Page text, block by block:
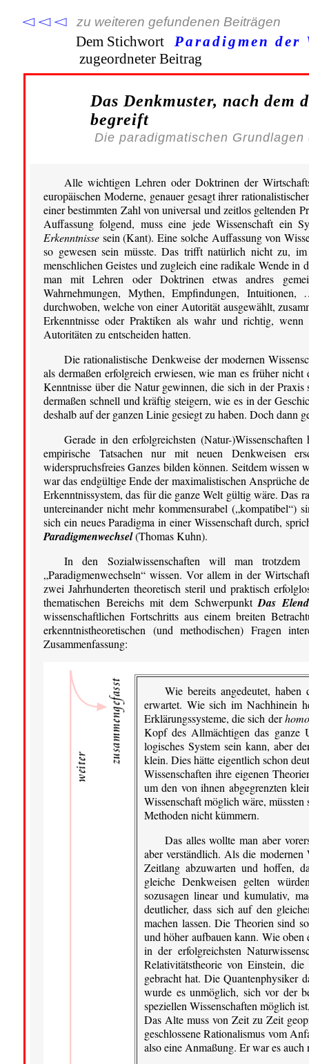
zu weiteren gefundenen Beiträgen
Dem Stichwort Paradigmen der
zugeordneter Beitrag
Das Denkmuster, nach dem
begreift
Die paradigmatischen
Alle wichtigen Lehren oder Doktrinen der
europäischen Moderne, genauer gesagt ihrer
einer bestimmten Zahl von universal und zeitlos geltenden
Auffassung folgend, muss eine jede Wissenschaft ein
Erkenntnisse sein (Kant). Eine solche Auffassung von
so gewesen sein müsste. Das trifft natürlich nicht zu,
menschlichen Geistes und zugleich eine radikale Wende
man mit Lehren oder Doktrinen etwas andres
Wahrnehmungen, Mythen, Empfindungen,
durchwoben, welche von einer Autorität ausgewählt,
Erkenntnisse oder Praktiken als wahr und richtig,
Autoritäten zu entscheiden hatten.
Die rationalistische Denkweise der modernen
als dermaßen erfolgreich erwiesen, wie man es früher
Kenntnisse über die Natur gewinnen, die sich in der
dermaßen schnell und kräftig steigern, wie es in der
deshalb auf der ganzen Linie gesiegt zu haben. Doch dann
Gerade in den erfolgreichsten (Natur-
empirische Tatsachen nur mit neuen Denkweisen
widerspruchsfreies Ganzes bilden können. Seitdem
war das endgültige Ende der maximalistischen Ansprüche
Erkenntnissystem, das für die ganze Welt gültig wäre. Das
untereinander nicht mehr kommensurabel („kompatibel“)
sich ein neues Paradigma in einer Wissenschaft durch,
Paradigmenwechsel(Thomas Kuhn).
In den Sozialwissenschaften will man trotzdem
„Paradigmenwechseln“ wissen. Vor allem in der
zwei Jahrhunderten theoretisch steril und praktisch
thematischen Bereichs mit dem SchwerpunktDas
wissenschaftlichen Fortschritts aus einem breiten
erkenntnistheoretischen (und methodischen) Fragen
Zusammenfassung:
Wie bereits angedeutet,
erwartet. Wie sich im Nachhinein
Erklärungssysteme, die sich der
Kopf des Allmächtigen das ganze
logisches System sein kann, aber
klein. Dies hätte eigentlich schon
Wissenschaften ihre eigenen
um den von ihnen abgegrenzten
Wissenschaft möglich wäre,
Methoden nicht kümmern.
Das alles wollte man aber
aber verständlich. Als die modernen
Zeitlang abzuwarten und hoffen,
gleiche Denkweisen gelten
sozusagen linear und kumulativ,
deutlicher, dass sich auf den
machen lassen. Die Theorien sind
und höher aufbauen kann. Wie oben
in der erfolgreichsten
Relativitätstheorie von Einstein,
gebracht hat. Die Quantenphysiker
wurde es unmöglich, sich vor der
speziellen Wissenschaften möglich
Das Alte muss von Zeit zu Zeit
geschlossene Rationalismus vom
also eine Anmaßung. Er war es